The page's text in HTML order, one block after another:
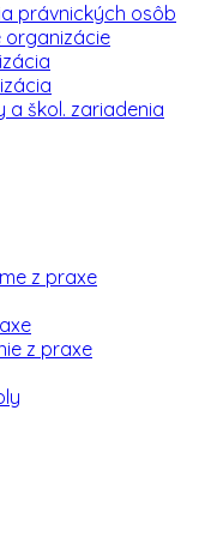
právnických osôb
organizácie
a škol. zariadenia
z praxe
z praxe